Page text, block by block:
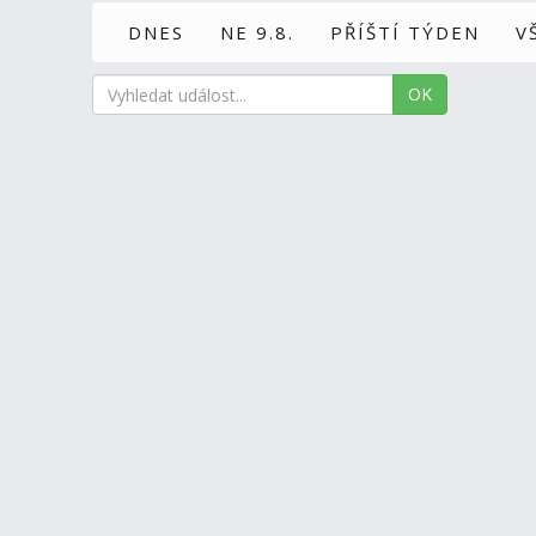
DNES NE 9.8. PŘÍŠTÍ TÝDEN
OK